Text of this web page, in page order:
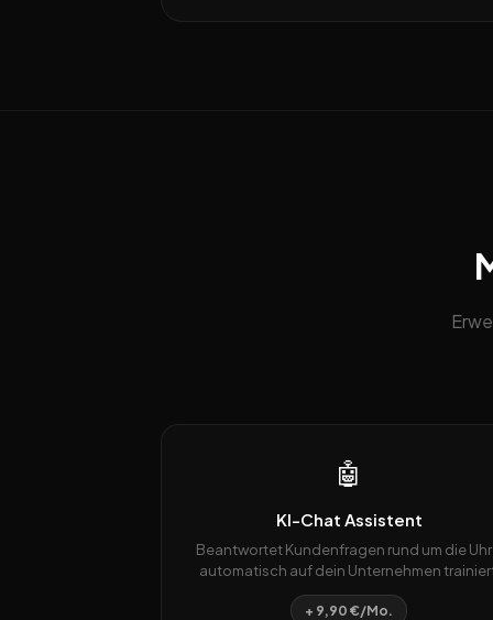
🤖
KI-Chat Assistent
Beantwortet Kundenfragen rund um die Uhr
automatisch auf dein Unternehmen
+ 9,90 €/Mo.